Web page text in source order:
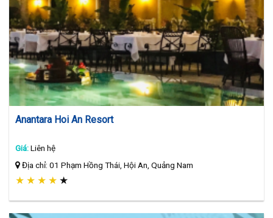
Anantara Hoi An Resort
Giá:Liên hệ
Địa chỉ: 01 Phạm Hồng Thái, Hội An, Quảng Nam
★ ★ ★ ★ ★